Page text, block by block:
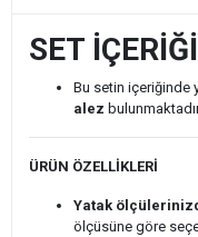
SET İÇERİĞİ
Bu setin içeriğinde
alez
ÜRÜN ÖZELLİKLERİ
Yatak
ölçüsüne göre